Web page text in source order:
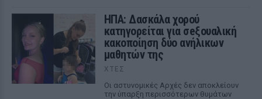
ΗΠΑ: Δασκάλα χορού
κατηγορείται για σeξουαλική
κακοποίηση δύο ανήλικων
μαθητών της
ΧΤΕΣ
Οι αστυνομικές Αρχές δεν αποκλείουν
την ύπαρξη περισσότερων θυμάτων